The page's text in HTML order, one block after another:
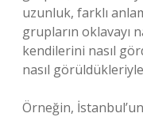
uzunluk, farklı
grupların oklavayı
kendilerini nasıl
nasıl
Örneğin,